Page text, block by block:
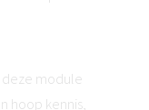
deze module
hoop kennis,